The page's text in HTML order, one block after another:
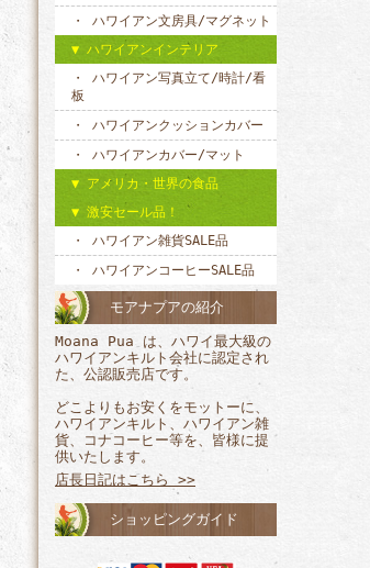
ハワイアン文房具/マグネット
ハワイアンインテリア
ハワイアン写真立て/時計/看
板
ハワイアンクッションカバー
ハワイアンカバー/マット
アメリカ・世界の食品
激安セール品！
ハワイアン雑貨SALE品
ハワイアンコーヒーSALE品
モアナプアの紹介
Moana Pua は、ハワイ最大級の
ハワイアンキルト会社に認定され
た、公認販売店です。
どこよりもお安くをモットーに、
ハワイアンキルト、ハワイアン雑
貨、コナコーヒー等を、皆様に提
供いたします。
店長日記はこちら >>
ショッピングガイド